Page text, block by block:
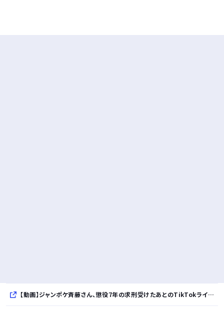
【動画】ジャンポケ斉藤さん、懲役7年の求刑受けたあとのTikTokライブ配信がヤバすぎると話題にwwwwwwwwwwwwwwwwwwww